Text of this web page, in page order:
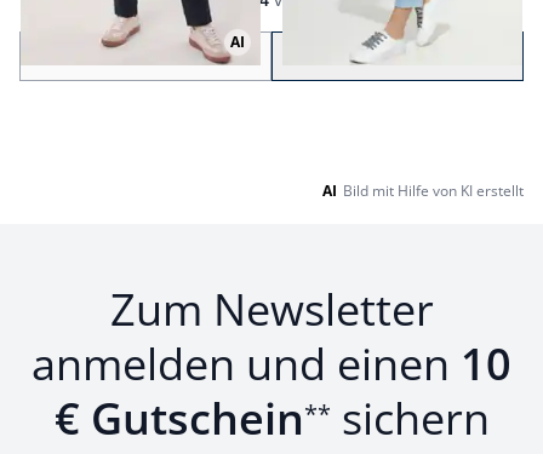
AI
Weiter
AI Bild mit Hilfe von KI erstellt
Zum Newsletter
anmelden und einen 10
€ Gutschein** sichern